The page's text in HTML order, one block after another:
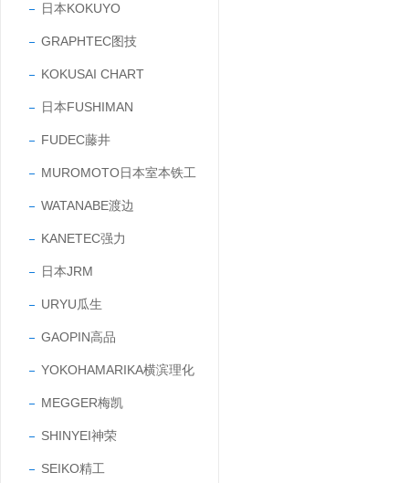
日本KOKUYO
GRAPHTEC图技
KOKUSAI CHART
日本FUSHIMAN
FUDEC藤井
MUROMOTO日本室本铁工
WATANABE渡边
KANETEC强力
日本JRM
URYU瓜生
GAOPIN高品
YOKOHAMARIKA横滨理化
MEGGER梅凯
SHINYEI神荣
SEIKO精工